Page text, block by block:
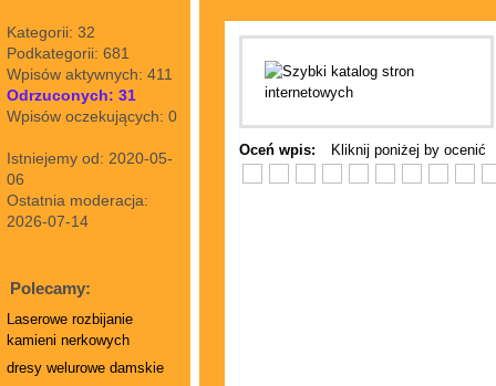
Kategorii: 32
Podkategorii: 681
Wpisów aktywnych: 411
Odrzuconych: 31
Wpisów oczekujących: 0
Istniejemy od: 2020-05-
06
Ostatnia moderacja:
2026-07-14
Polecamy:
Laserowe rozbijanie
kamieni nerkowych
dresy welurowe damskie
Oceń wpis: Kliknij poniżej by ocenić